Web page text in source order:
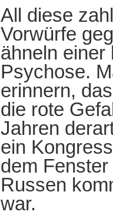
All diese
Vorwürfe
ähneln einer
Psychose.
erinnern,
die rote
Jahren
ein
dem
Russen
war.